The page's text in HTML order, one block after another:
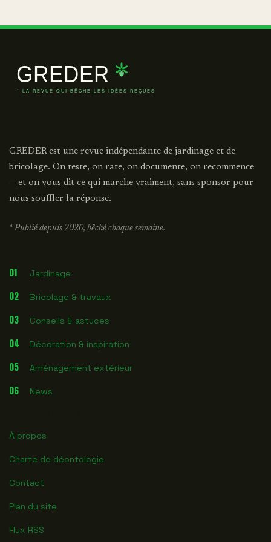
GREDER est une revue indépendante de jardinage et de
bricolage. On teste, on rate, on documente, on recommence
— et on vous dit ce qui marche vraiment, sans sponsor pour
nous souffler la réponse.
* Publié depuis 2020, bêché chaque semaine.
01 Jardinage
02 Bricolage & travaux
03 Conseils & astuces
04 Décoration & inspiration
05 Aménagement extérieur
06 News
À propos
Charte de déontologie
Contact
Plan du site
Flux RSS